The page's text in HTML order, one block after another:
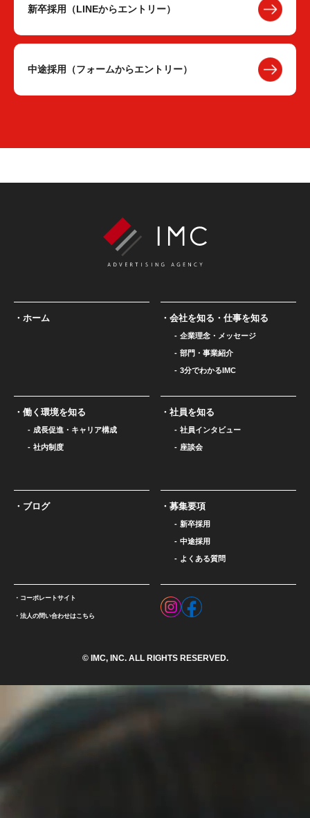
新卒採用（LINEからエントリー）
中途採用（フォームからエントリー）
ホーム 会社を知る・仕事を知る
企業理念・メッセージ
部門・事業紹介
3分でわかるIMC
働く環境を知る
成長促進・キャリア構成
社内制度
社員を知る
社員インタビュー
座談会
ブログ 募集要項
新卒採用
中途採用
よくある質問
コーポレートサイト
法人の問い合わせはこちら
© IMC, INC. ALL RIGHTS RESERVED.